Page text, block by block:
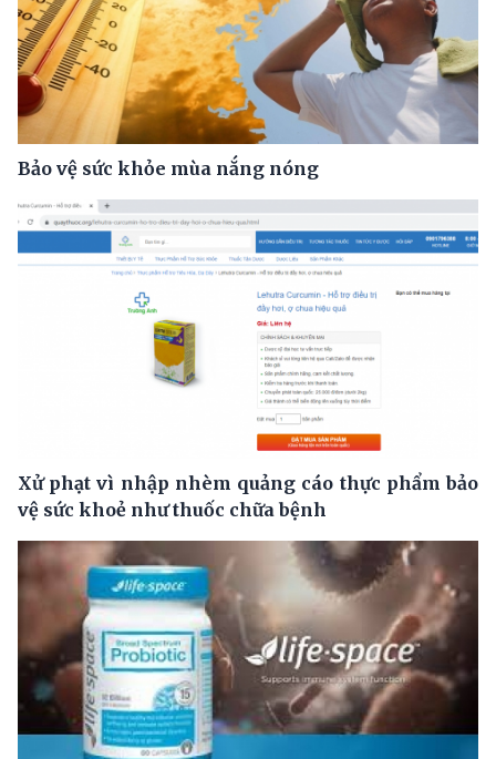
Bảo vệ sức khỏe mùa nắng nóng
Xử phạt vì nhập nhèm quảng cáo thực phẩm bảo
vệ sức khoẻ như thuốc chữa bệnh